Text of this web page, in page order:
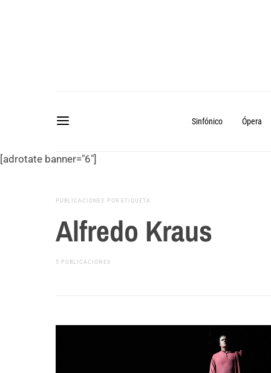
Sinfónico Ópera
[adrotate banner="6"]
PUBLICACIONES POR ETIQUETA
Alfredo Kraus
5 PUBLICACIONES